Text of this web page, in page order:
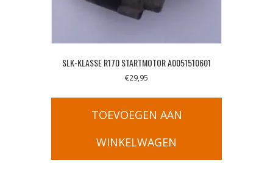
SLK-KLASSE R170 STARTMOTOR A0051510601
€29,95
TOEVOEGEN AAN
WINKELWAGEN